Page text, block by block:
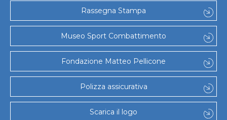
News
Gare e Risultati
Attività Didattica
Albi Federali
Arti marziali
Aikido
Ju Jitsu
Sumo
Capoeira
Grappling
BJJ
Pancrazio/Pankration
Rassegna Stampa
Museo Sport Combattimento
Fondazione Matteo Pellicone
Polizza assicurativa
Scarica il logo